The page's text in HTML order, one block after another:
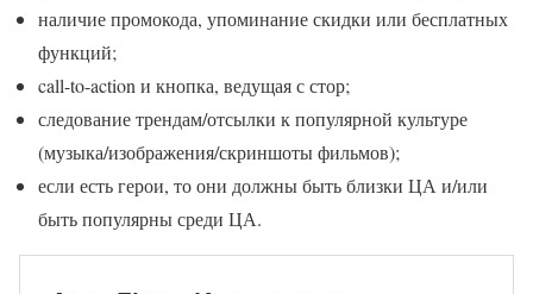
наличие промокода, упоминание скидки или бесплатных
функций;
call-to-action и кнопка, ведущая с стор;
следование трендам/отсылки к популярной культуре
(музыка/изображения/скриншоты фильмов);
если есть герои, то они должны быть близки ЦА и/или
быть популярны среди ЦА.